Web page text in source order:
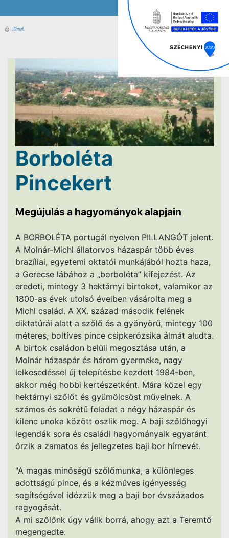
Borboléta
Pincekert
Megújulás a hagyományok alapjain
A BORBOLÉTA portugál nyelven PILLANGÓT jelent.
A Molnár-Michl állatorvos házaspár több éves
brazíliai, egyetemi oktatói munkájából hozta haza,
a Gerecse lábához a „borboléta” kifejezést. Az
eredeti, mintegy 3 hektárnyi birtokot, valamikor az
1800-as évek utolsó éveiben vásárolta meg a
Michl család. A XX. század második felének
diktatúrái alatt a szőlő és a gyönyörű, mintegy 100
méteres, boltíves pince csipkerózsika álmát aludta.
A birtok családon belüli megosztása után, a
Molnár házaspár és három gyermeke, nagy
lelkesedéssel új telepítésbe kezdett 1984-ben,
akkor még hobbi kertészetként. Mára közel egy
hektárnyi szőlőt és gyümölcsöst művelnek. A
számos és sokrétű feladat a négy házaspár és
kilenc unoka között oszlik meg. A baji szőlőhegyi
legendák sora és családi hagyományaik egyaránt
őrzik a zamatos és jellegzetes baji bor hírnevét.
"A magas minőségű szőlőmunka, a különleges
adottságú pince, és a kézműves igényesség
segítségével idézzük meg a baji bor évszázados
ragyogását.
A mi szőlőnk úgy válik borrá, ahogy azt a Teremtő
megengedte.